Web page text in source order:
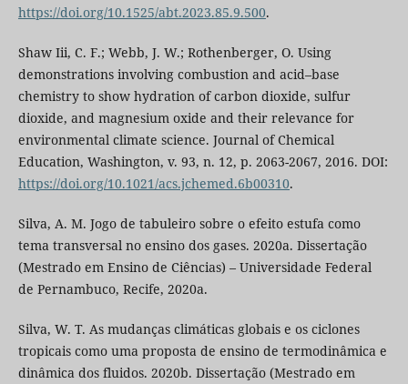
https://doi.org/10.1525/abt.2023.85.9.500.
Shaw Iii, C. F.; Webb, J. W.; Rothenberger, O. Using
demonstrations involving combustion and acid–base
chemistry to show hydration of carbon dioxide, sulfur
dioxide, and magnesium oxide and their relevance for
environmental climate science. Journal of Chemical
Education, Washington, v. 93, n. 12, p. 2063-2067, 2016. DOI:
https://doi.org/10.1021/acs.jchemed.6b00310.
Silva, A. M. Jogo de tabuleiro sobre o efeito estufa como
tema transversal no ensino dos gases. 2020a. Dissertação
(Mestrado em Ensino de Ciências) – Universidade Federal
de Pernambuco, Recife, 2020a.
Silva, W. T. As mudanças climáticas globais e os ciclones
tropicais como uma proposta de ensino de termodinâmica e
dinâmica dos fluidos. 2020b. Dissertação (Mestrado em